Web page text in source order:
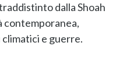
dalla Shoah
contemporanea,
e guerre.